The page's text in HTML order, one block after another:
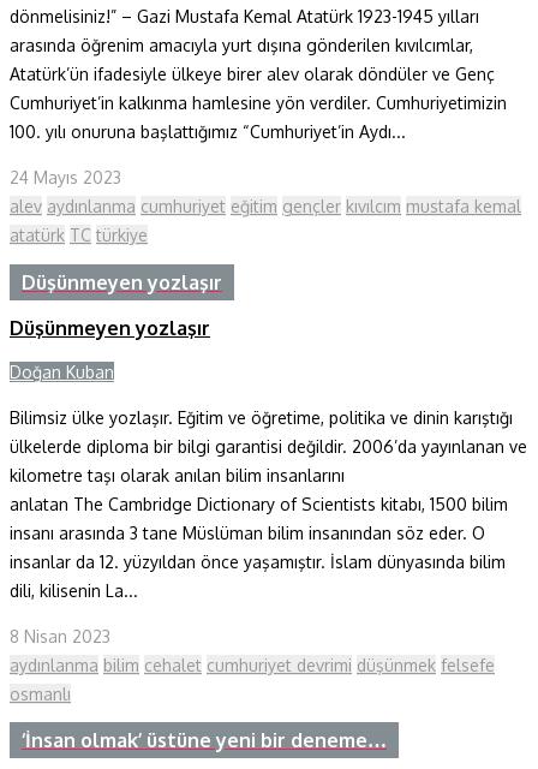
dönmelisiniz!” – Gazi Mustafa Kemal Atatürk 1923-1945 yılları
arasında öğrenim amacıyla yurt dışına gönderilen kıvılcımlar,
Atatürk’ün ifadesiyle ülkeye birer alev olarak döndüler ve Genç
Cumhuriyet’in kalkınma hamlesine yön verdiler. Cumhuriyetimizin
100. yılı onuruna başlattığımız “Cumhuriyet’in Aydı...
24 Mayıs 2023
alev aydınlanma cumhuriyet eğitim gençler kıvılcım mustafa kemal
atatürk TC türkiye
Düşünmeyen yozlaşır
Düşünmeyen yozlaşır
Doğan Kuban
Bilimsiz ülke yozlaşır. Eğitim ve öğretime, politika ve dinin karıştığı
ülkelerde diploma bir bilgi garantisi değildir. 2006’da yayınlanan ve
kilometre taşı olarak anılan bilim insanlarını
anlatan The Cambridge Dictionary of Scientists kitabı, 1500 bilim
insanı arasında 3 tane Müslüman bilim insanından söz eder. O
insanlar da 12. yüzyıldan önce yaşamıştır. İslam dünyasında bilim
dili, kilisenin La...
8 Nisan 2023
aydınlanma bilim cehalet cumhuriyet devrimi düşünmek felsefe
osmanlı
‘İnsan olmak’ üstüne yeni bir deneme…